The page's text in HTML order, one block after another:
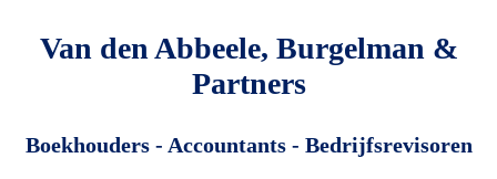
Van den Abbeele, Burgelman &
Partners
Boekhouders - Accountants - Bedrijfsrevisoren